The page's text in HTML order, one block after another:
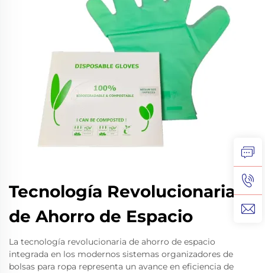
Tecnología Revolucionaria
de Ahorro de Espacio
La tecnología revolucionaria de ahorro de espacio
integrada en los modernos sistemas organizadores de
bolsas para ropa representa un avance en eficiencia de